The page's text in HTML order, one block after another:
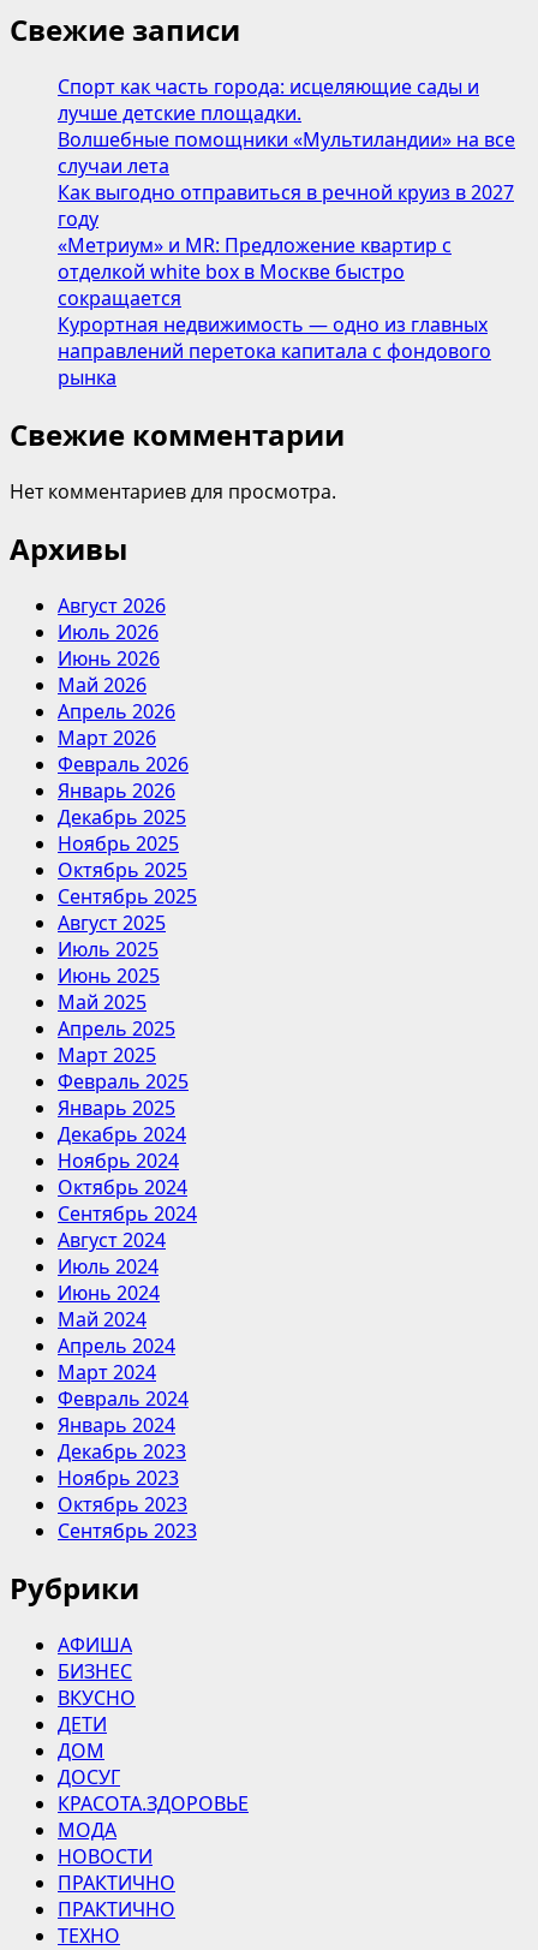
Свежие записи
Спорт как часть города: исцеляющие сады и
лучше детские площадки.
Волшебные помощники «Мультиландии» на все
случаи лета
Как выгодно отправиться в речной круиз в 2027
году
«Метриум» и MR: Предложение квартир с
отделкой white box в Москве быстро
сокращается
Курортная недвижимость — одно из главных
направлений перетока капитала с фондового
рынка
Свежие комментарии
Нет комментариев для просмотра.
Архивы
Август 2026
Июль 2026
Июнь 2026
Май 2026
Апрель 2026
Март 2026
Февраль 2026
Январь 2026
Декабрь 2025
Ноябрь 2025
Октябрь 2025
Сентябрь 2025
Август 2025
Июль 2025
Июнь 2025
Май 2025
Апрель 2025
Март 2025
Февраль 2025
Январь 2025
Декабрь 2024
Ноябрь 2024
Октябрь 2024
Сентябрь 2024
Август 2024
Июль 2024
Июнь 2024
Май 2024
Апрель 2024
Март 2024
Февраль 2024
Январь 2024
Декабрь 2023
Ноябрь 2023
Октябрь 2023
Сентябрь 2023
Рубрики
АФИША
БИЗНЕС
ВКУСНО
ДЕТИ
ДОМ
ДОСУГ
КРАСОТА.ЗДОРОВЬЕ
МОДА
НОВОСТИ
ПРАКТИЧНО
ПРАКТИЧНО
ТЕХНО